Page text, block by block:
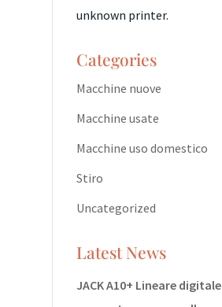
unknown printer.
Categories
Macchine nuove
Macchine usate
Macchine uso domestico
Stiro
Uncategorized
Latest News
JACK A10+ Lineare digitale